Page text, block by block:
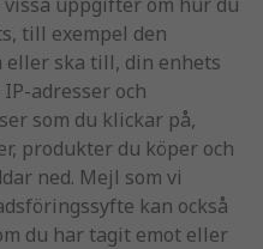
till exempel den
ska till, din enhets
adresser och
som du klickar på,
produkter du köper och
ned. Mejl som vi
kan också
du har tagit emot eller